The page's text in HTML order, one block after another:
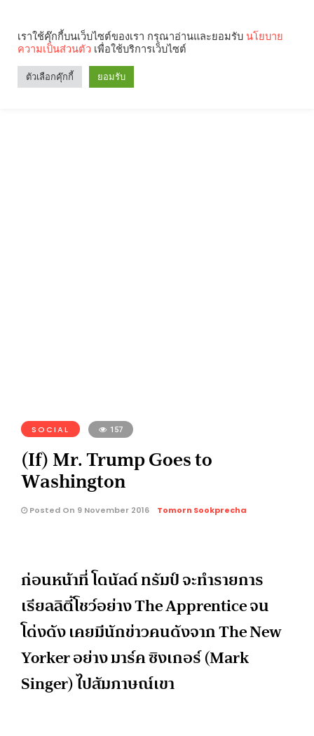
SOCIAL 157
(If) Mr. Trump Goes to
Washington
Posted On 9 November 2016 Tomorn Sookprecha
ก่อนหน้าที่ โดนัลด์ ทรัมป์ จะทำรายการ
เรียลลิตี้โชว์อย่าง The Apprentice จน
โด่งดัง เคยมีนักข่าวคนดังจาก The New
Yorker อย่าง มาร์ค ซิงเกอร์ (Mark
Singer) ไปสัมภาษณ์เขา
เราใช้คุ๊กกี้บนเว็บไซต์ของเรา กรุณาอ่านและยอมรับ นโยบาย
ความเป็นส่วนตัว เพื่อใช้บริการเว็บไซต์
ตัวเลือกคุ๊กกี้ ยอมรับ